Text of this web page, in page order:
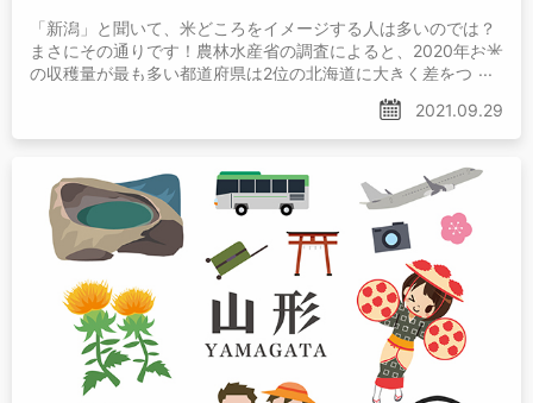
「新潟」と聞いて、米どころをイメージする人は多いのでは？
まさにその通りです！農林水産省の調査によると、2020年お米
の収穫量が最も多い都道府県は2位の北海道に大きく差をつ
2021.09.29